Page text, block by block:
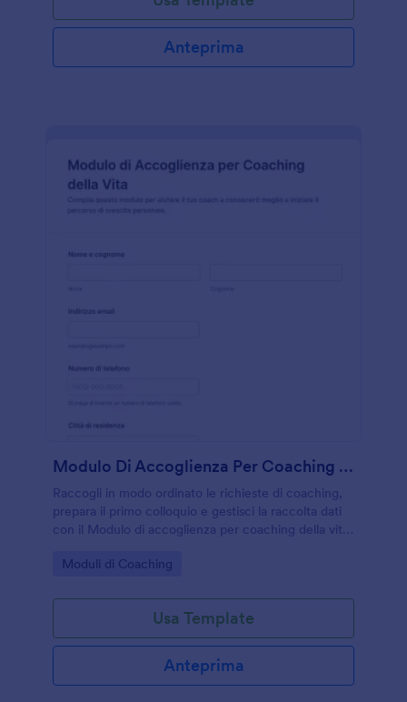
Anteprima
Modulo Di Accoglienza Per Coaching Della Vita
Raccogli in modo ordinato le richieste di coaching,
prepara il primo colloquio e gestisci la raccolta dati
con il Modulo di accoglienza per coaching della vita,
lavorano online o in studio.
Go to Category:
Moduli di Coaching
Usa Template
Anteprima